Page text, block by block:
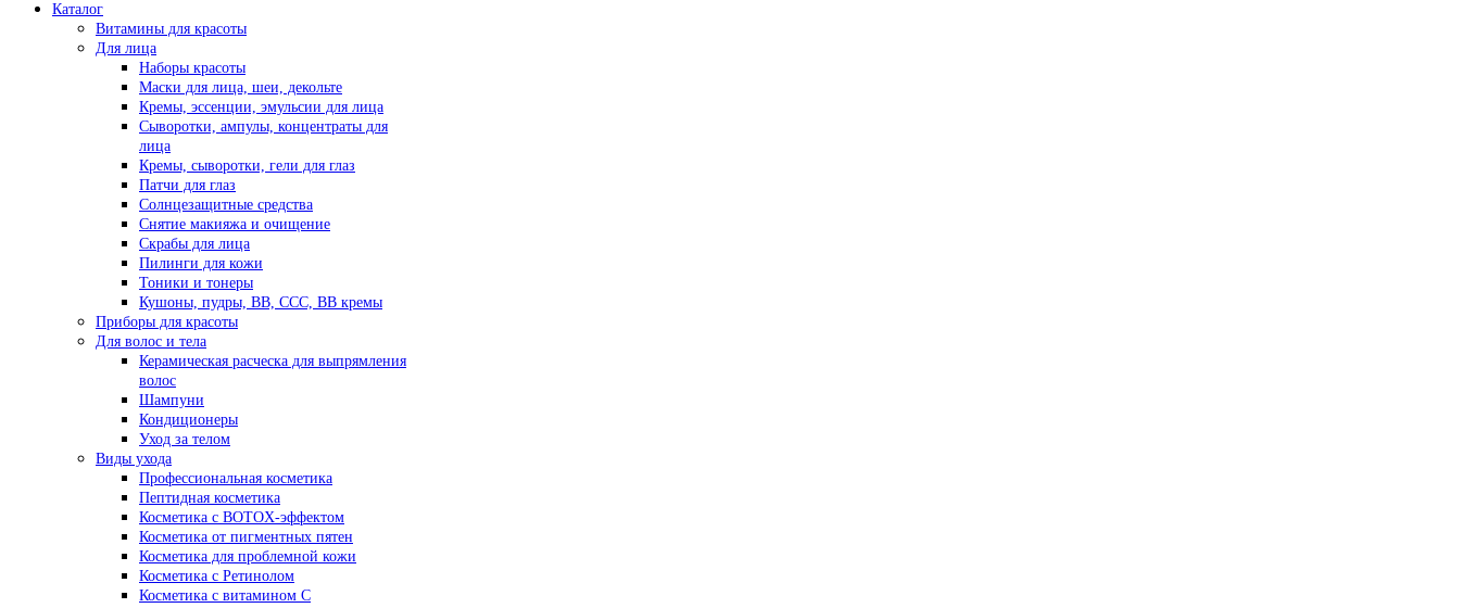
Каталог
Витамины для красоты
Для лица
Наборы красоты
Маски для лица, шеи, декольте
Кремы, эссенции, эмульсии для лица
Сыворотки, ампулы, концентраты для
лица
Кремы, сыворотки, гели для глаз
Патчи для глаз
Солнцезащитные средства
Снятие макияжа и очищение
Скрабы для лица
Пилинги для кожи
Тоники и тонеры
Кушоны, пудры, ВВ, ССС, ВВ кремы
Приборы для красоты
Для волос и тела
Керамическая расческа для выпрямления
волос
Шампуни
Кондиционеры
Уход за телом
Виды ухода
Профессиональная косметика
Пептидная косметика
Косметика с BOTOX-эффектом
Косметика от пигментных пятен
Косметика для проблемной кожи
Косметика с Ретинолом
Косметика с витамином С